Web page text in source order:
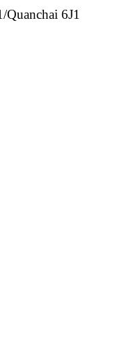
6J1